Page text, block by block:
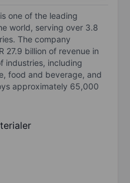
one of the leading
world, serving over 3.8
The company
27.9 billion of revenue in
industries, including
food and beverage, and
approximately 65,000